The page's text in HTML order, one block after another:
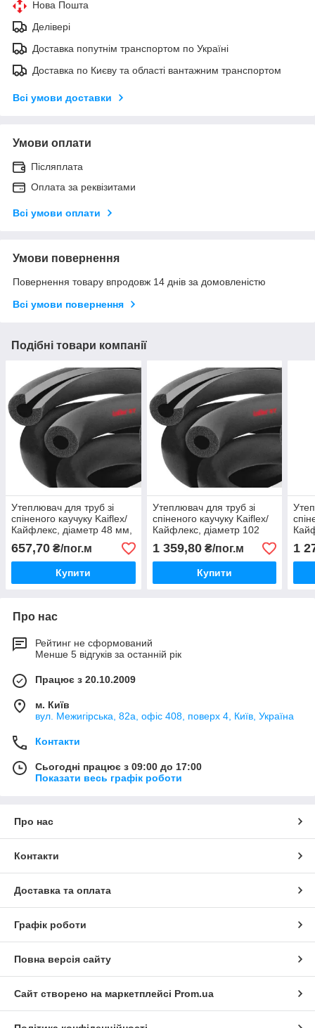
Нова Пошта
Делівері
Доставка попутнім транспортом по Україні
Доставка по Києву та області вантажним транспортом
Всі умови доставки
Умови оплати
Післяплата
Оплата за реквізитами
Всі умови оплати
Умови повернення
Повернення товару впродовж 14 днів за домовленістю
Всі умови повернення
Подібні товари компанії
Утеплювач для труб зі
спіненого каучуку Kaiflex/
Кайфлекс, діаметр 48 мм,
товщина 32 мм.
657,70 ₴/пог.м
Купити
Утеплювач для труб зі
спіненого каучуку Kaiflex/
Кайфлекс, діаметр 102
мм, товщина 32 мм.
1 359,80₴/пог.м
Купити
мм,
1
Про нас
Рейтинг не сформований
Менше 5 відгуків за останній рік
Працює з 20.10.2009
м. Київ
вул. Межигірська, 82а, офіс 408, поверх 4, Київ, Україна
Контакти
Сьогодні працює з 09:00 до 17:00
Показати весь графік роботи
Про нас
Контакти
Доставка та оплата
Графік роботи
Повна версія сайту
Сайт створено на маркетплейсі Prom.ua